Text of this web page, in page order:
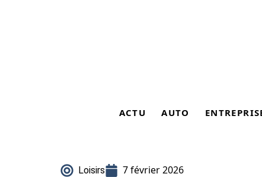
ACTU AUTO
Loisirs 7 février 2026